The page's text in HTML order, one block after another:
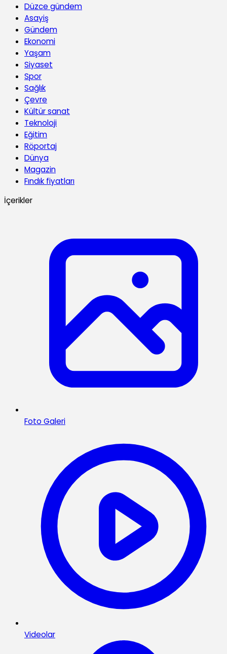
Düzce gündem
Asayiş
Gündem
Ekonomi
Yaşam
Siyaset
Spor
Sağlık
Çevre
Kültür sanat
Teknoloji
Eğitim
Röportaj
Dünya
Magazin
Fındık fiyatları
İçerikler
Foto Galeri
Videolar